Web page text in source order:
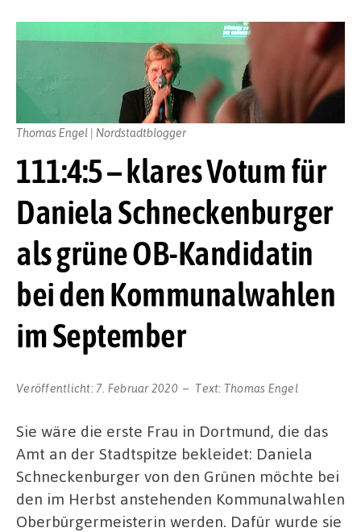
111:4:5 – klares Votum für
Daniela Schneckenburger
als grüne OB-Kandidatin
bei den Kommunalwahlen
im September
Veröffentlicht: 7. Februar 2020 Text: Thomas Engel
Thomas Engel | Nordstadtblogger
Sie wäre die erste Frau in Dortmund, die das
Amt an der Stadtspitze bekleidet: Daniela
Schneckenburger von den Grünen möchte bei
den im Herbst anstehenden Kommunalwahlen
Oberbürgermeisterin werden. Dafür wurde sie